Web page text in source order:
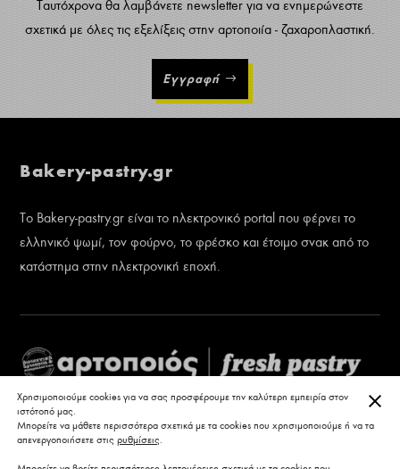
Ταυτόχρονα θα λαμβάνετε newsletter για να ενημερώνεστε
σχετικά με όλες τις εξελίξεις στην αρτοποιία - ζαχαροπλαστική.
Εγγραφή
Bakery-pastry.gr
Το Bakery-pastry.gr είναι το ηλεκτρονικό portal που φέρνει το
ελληνικό ψωμί, τον φούρνο, το φρέσκο και έτοιμο σνακ από το
κατάστημα στην ηλεκτρονική εποχή.
Χρησιμοποιούμε cookies για να σας προσφέρουμε την καλύτερη εμπειρία στον
ιστότοπό μας.
Μπορείτε να μάθετε περισσότερα σχετικά με τα cookies που χρησιμοποιούμε ή να τα
απενεργοποιήσετε στις ρυθμίσεις.